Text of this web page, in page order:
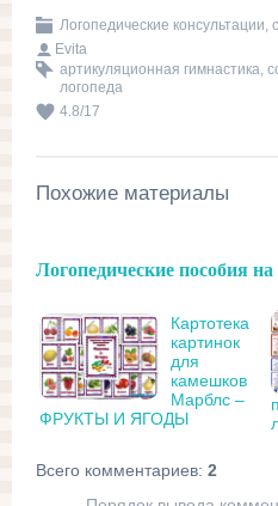
Логопедические консультации,
Evita
артикуляционная гимнастика,
логопеда
4.8/17
Похожие материалы
Логопедические пособия на
Картотека
картинок
для
камешков
Марблс –
ФРУКТЫ И ЯГОДЫ
Всего комментариев: 2